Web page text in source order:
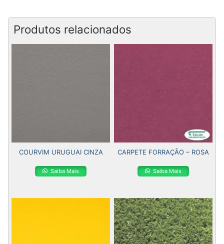
Produtos relacionados
COURVIM URUGUAI CINZA
Saiba Mais
CARPETE FORRAÇÃO – ROSA
Saiba Mais